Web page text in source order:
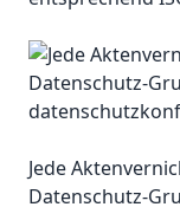
Jede
Datenschutz-